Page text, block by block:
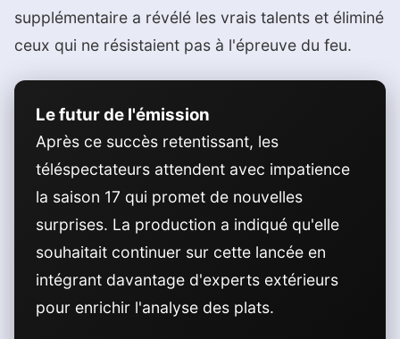
supplémentaire a révélé les vrais talents et éliminé
ceux qui ne résistaient pas à l'épreuve du feu.
Le futur de l'émission
Après ce succès retentissant, les
téléspectateurs attendent avec impatience
la saison 17 qui promet de nouvelles
surprises. La production a indiqué qu'elle
souhaitait continuer sur cette lancée en
intégrant davantage d'experts extérieurs
pour enrichir l'analyse des plats.